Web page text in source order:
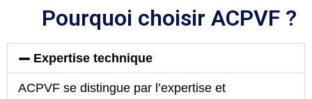
Pourquoi choisir ACPVF ?
Expertise technique
ACPVF se distingue par l’expertise et